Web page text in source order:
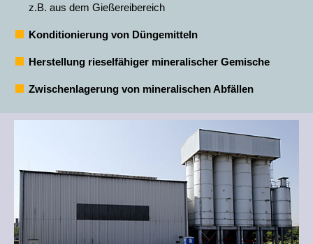
z.B. aus dem Gießereibereich
Konditionierung von Düngemitteln
Herstellung riesel­fähiger minera­lischer Gemische
Zwischenlagerung von minera­lischen Abfällen